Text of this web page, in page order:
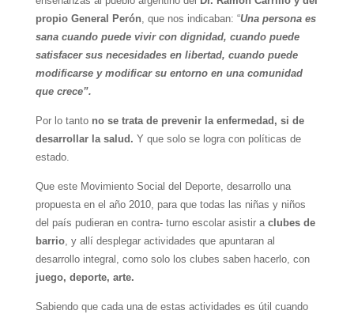
propio General Perón, que nos indicaban: “Una persona es
sana cuando puede vivir con dignidad, cuando puede
satisfacer sus necesidades en libertad, cuando puede
modificarse y modificar su entorno en una comunidad
que crece”.
Por lo tanto no se trata de prevenir la enfermedad, si de
desarrollar la salud. Y que solo se logra con políticas de
estado.
Que este Movimiento Social del Deporte, desarrollo una
propuesta en el año 2010, para que todas las niñas y niños
del país pudieran en contra- turno escolar asistir a clubes de
barrio, y allí desplegar actividades que apuntaran al
desarrollo integral, como solo los clubes saben hacerlo, con
juego, deporte, arte.
Sabiendo que cada una de estas actividades es útil cuando